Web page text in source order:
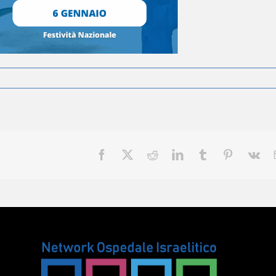
Facebook RedditLinkedInTumblr Pinterest
Vk